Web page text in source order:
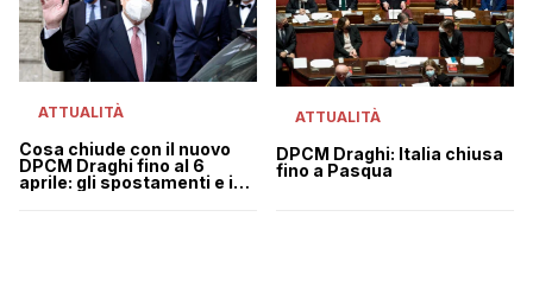
ATTUALITÀ
Cosa chiude con il nuovo
DPCM Draghi fino al 6
aprile: gli spostamenti e i
ATTUALITÀ
DPCM Draghi: Italia chiusa
fino a Pasqua